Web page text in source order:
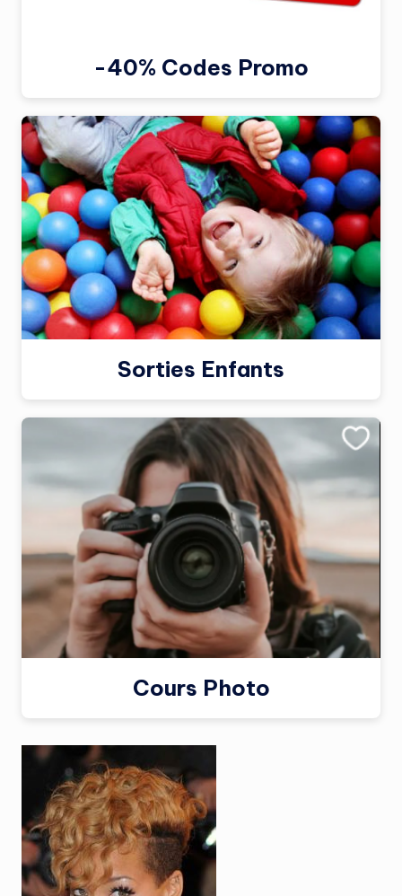
-40% Codes Promo
Sorties Enfants
Cours Photo